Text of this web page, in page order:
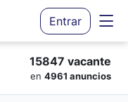
Entrar
15847 vacante
en 4961 anuncios